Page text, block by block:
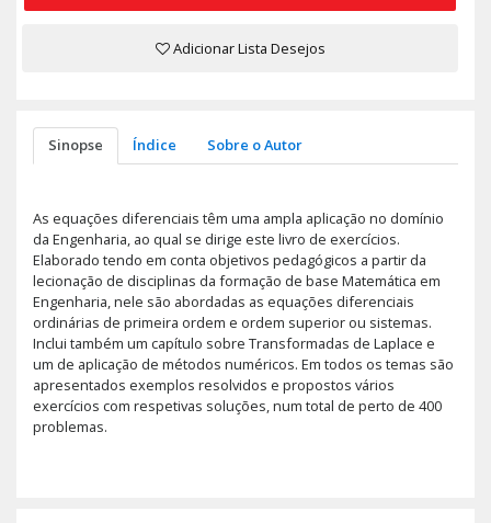
Adicionar Lista Desejos
Sinopse Índice Sobre o Autor
As equações diferenciais têm uma ampla aplicação no domínio
da Engenharia, ao qual se dirige este livro de exercícios.
Elaborado tendo em conta objetivos pedagógicos a partir da
lecionação de disciplinas da formação de base Matemática em
Engenharia, nele são abordadas as equações diferenciais
ordinárias de primeira ordem e ordem superior ou sistemas.
Inclui também um capítulo sobre Transformadas de Laplace e
um de aplicação de métodos numéricos. Em todos os temas são
apresentados exemplos resolvidos e propostos vários
exercícios com respetivas soluções, num total de perto de 400
problemas.